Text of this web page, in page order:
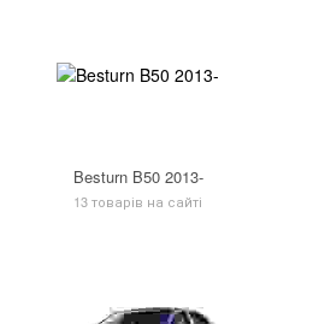
Besturn B50 2013-
13 товарів на сайті